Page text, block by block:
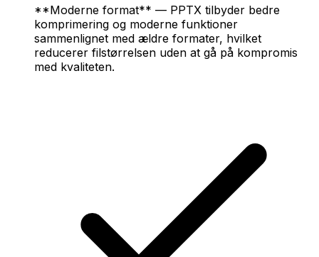
**Moderne format** — PPTX tilbyder bedre
komprimering og moderne funktioner
sammenlignet med ældre formater, hvilket
reducerer filstørrelsen uden at gå på kompromis
med kvaliteten.